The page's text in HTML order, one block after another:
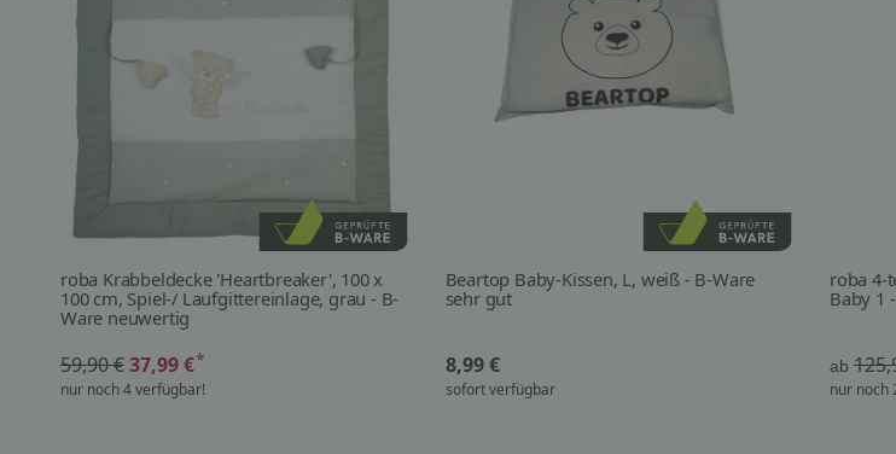
roba Krabbeldecke 'Heartbreaker', 100 x
100 cm, Spiel-/ Laufgittereinlage, grau - B-
Ware neuwertig
59,90 €37,99 €*
nur noch 4 verfügbar!
Beartop Baby-Kissen, L, weiß - B-Ware
sehr gut
8,99 €
sofort verfügbar
roba 4-
Baby 1
ab
nur noch